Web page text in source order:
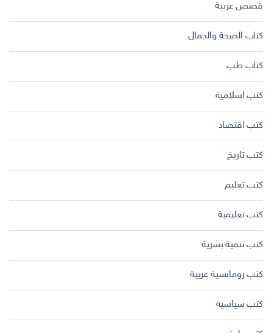
قصص عربية
كتاب الصحة والجمال
كتاب طب
كتب اسلامية
كتب اقتصاد
كتب تاريخ
كتب تعليم
كتب تعليمية
كتب تنمية بشرية
كتب رومانسية عربية
كتب سياسية